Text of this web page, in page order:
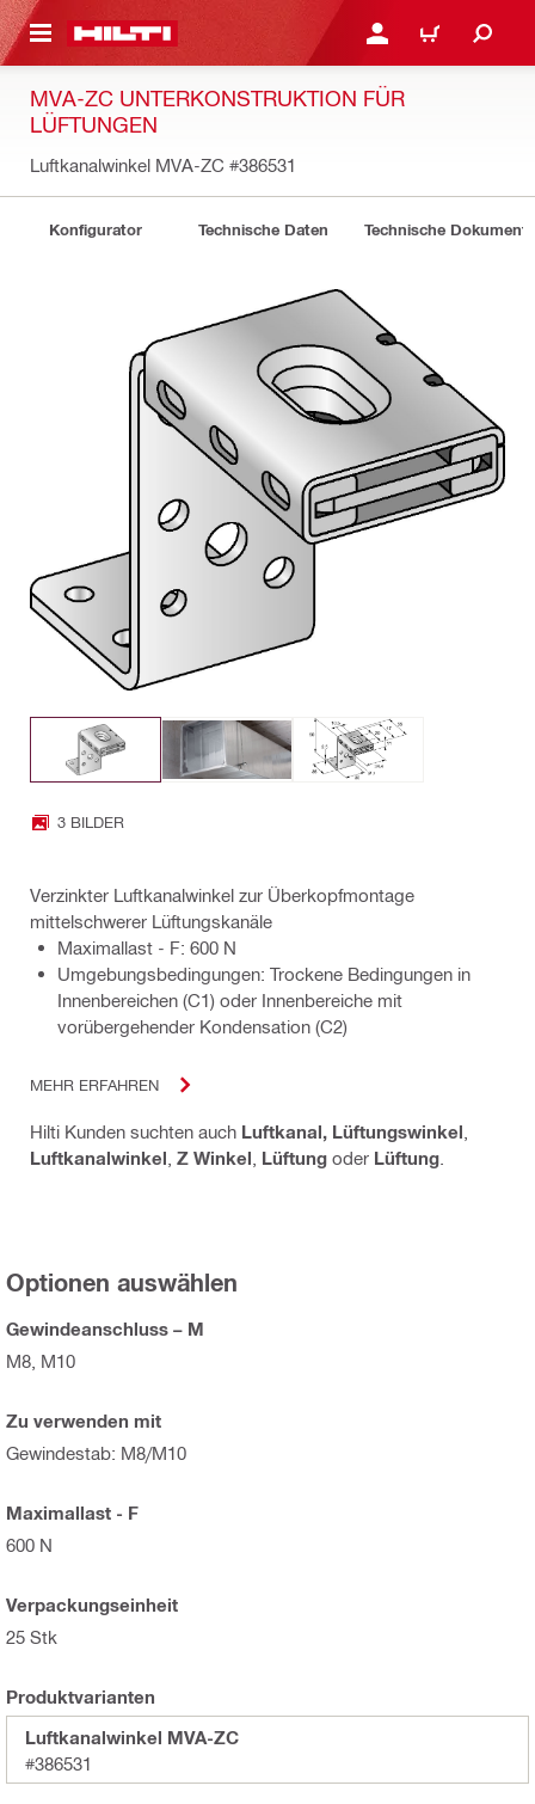
ANMELDEN ODER
WARENKORB
MVA-ZC UNTERKONSTRUKTION FÜR
LÜFTUNGEN
Luftkanalwinkel MVA-ZC #386531
Konfigurator Technische Daten Technische Dokumente
3 BILDER
Verzinkter Luftkanalwinkel zur Überkopfmontage
mittelschwerer Lüftungskanäle
Maximallast - F: 600 N
Umgebungsbedingungen: Trockene Bedingungen in
Innenbereichen (C1) oder Innenbereiche mit
vorübergehender Kondensation (C2)
MEHR ERFAHREN
Hilti Kunden suchten auch Luftkanal, Lüftungswinkel
Luftkanalwinkel Z Winkel Lüftung oder Lüftung
Optionen auswählen
Gewindeanschluss – M
M8, M10
Zu verwenden mit
Gewindestab: M8/M10
Maximallast - F
600 N
Verpackungseinheit
25 Stk
Produktvarianten
Luftkanalwinkel MVA-ZC
#386531